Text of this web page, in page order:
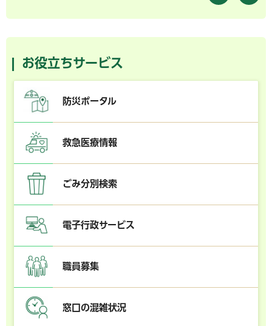
お役立ちサービス
防災ポータル
救急医療情報
ごみ分別検索
電子行政サービス
職員募集
窓口の混雑状況